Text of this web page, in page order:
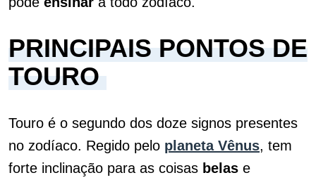
PRINCIPAIS PONTOS DE
TOURO
Touro é o segundo dos doze signos presentes
no zodíaco. Regido pelo planeta Vênus, tem
forte inclinação para as coisas belas e